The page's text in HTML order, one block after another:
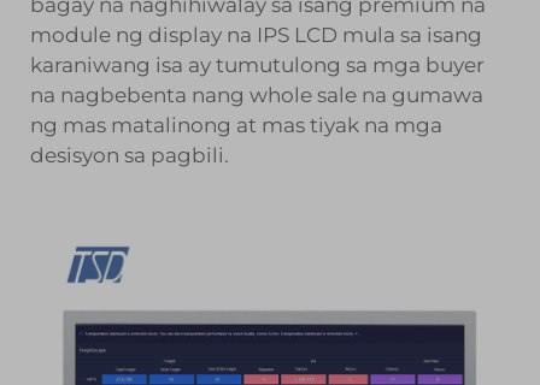
bagay na naghihiwalay sa isang premium na
module ng display na IPS LCD mula sa isang
karaniwang isa ay tumutulong sa mga buyer
na nagbebenta nang whole sale na gumawa
ng mas matalinong at mas tiyak na mga
desisyon sa pagbili.